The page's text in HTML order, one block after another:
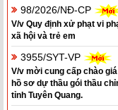
98/2026/NĐ-CP
V/v Quy định xử phạt vi
xã hội và trẻ em
3955/SYT-VP
V/v mời cung cấp chào
hồ sơ dự thầu gói thầu
tỉnh Tuyên Quang.